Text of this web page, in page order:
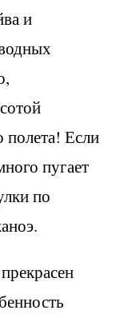
и
полета! Если
пугает
по